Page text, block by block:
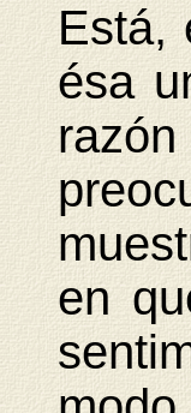
Está,
ésa
en